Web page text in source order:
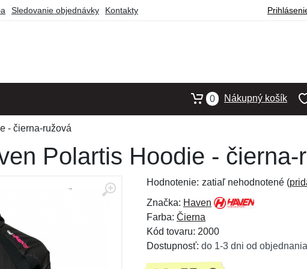
Sledovanie objednávky Kontakty
0 Nákupný košík
- čierna-ružová
Polartis Hoodie - čierna-
Hodnotenie: zatiaľ nehodnotené (
Značka: Haven
Farba: Čierna
Kód tovaru: 2000
Dostupnosť: do 1-3 dni od objednania